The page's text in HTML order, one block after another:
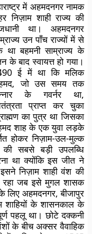
में अहमदनगर नामक
निज़ाम शाही राज्य की
था। अहमदनगर
उन पाँच राज्यों में से
था बहमनी साम्राज्य के
के बाद स्वायत्त हो गया।
ई में था कि मलिक
जो उस समय तक
के गवर्नर था,
प्राप्त कर चुका
का पुत्र था जिसका
शाह के एक युवा लड़के
होकर निज़ाम-उल-मुल्क
सबसे बड़ी उपलब्धि
था क्योंकि इस जीत ने
निज़ाम शाही वंश की
रहा जब इसे मुगल शासक
लिए अहमदनगर, बीजापुर
शाहियों के शासनकाल के
पहलू था। छोटे दक्कनी
के बीच अक्सर वैवाहिक